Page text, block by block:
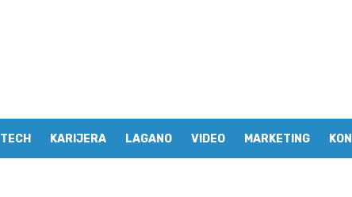
TECH KARIJERA LAGANO VIDEO MARKETING